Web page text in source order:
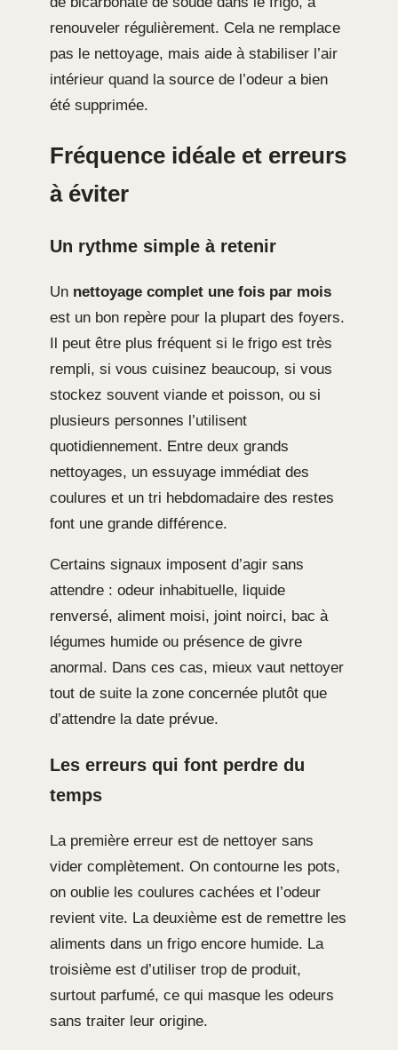
renouveler régulièrement. Cela ne remplace
pas le nettoyage, mais aide à stabiliser l’air
intérieur quand la source de l’odeur a bien
été supprimée.
Fréquence idéale et erreurs
à éviter
Un rythme simple à retenir
Un nettoyage complet une fois par mois
est un bon repère pour la plupart des foyers.
Il peut être plus fréquent si le frigo est très
rempli, si vous cuisinez beaucoup, si vous
stockez souvent viande et poisson, ou si
plusieurs personnes l’utilisent
quotidiennement. Entre deux grands
nettoyages, un essuyage immédiat des
coulures et un tri hebdomadaire des restes
font une grande différence.
Certains signaux imposent d’agir sans
attendre : odeur inhabituelle, liquide
renversé, aliment moisi, joint noirci, bac à
légumes humide ou présence de givre
anormal. Dans ces cas, mieux vaut nettoyer
tout de suite la zone concernée plutôt que
d’attendre la date prévue.
Les erreurs qui font perdre du
temps
La première erreur est de nettoyer sans
vider complètement. On contourne les pots,
on oublie les coulures cachées et l’odeur
revient vite. La deuxième est de remettre les
aliments dans un frigo encore humide. La
troisième est d’utiliser trop de produit,
surtout parfumé, ce qui masque les odeurs
sans traiter leur origine.